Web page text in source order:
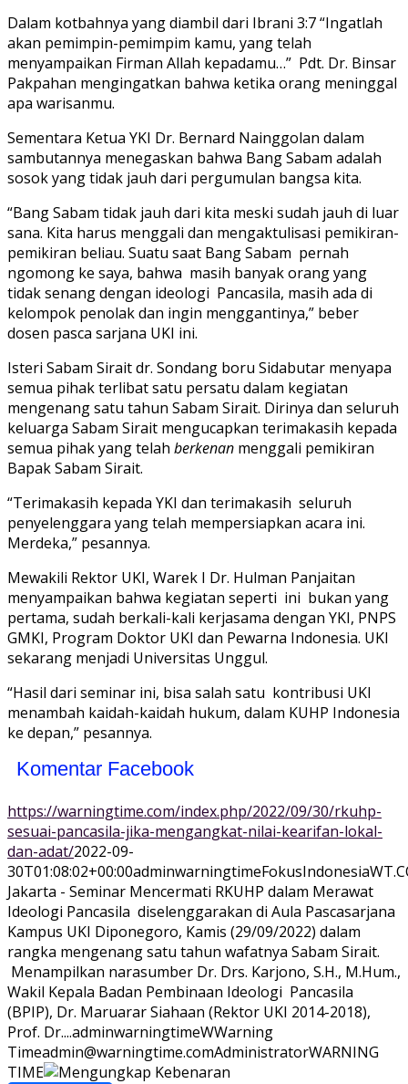
Dalam kotbahnya yang diambil dari Ibrani 3:7 “Ingatlah
akan pemimpin-pemimpim kamu, yang telah
menyampaikan Firman Allah kepadamu…” Pdt. Dr. Binsar
Pakpahan mengingatkan bahwa ketika orang meninggal
apa warisanmu.
Sementara Ketua YKI Dr. Bernard Nainggolan dalam
sambutannya menegaskan bahwa Bang Sabam adalah
sosok yang tidak jauh dari pergumulan bangsa kita.
“Bang Sabam tidak jauh dari kita meski sudah jauh di luar
sana. Kita harus menggali dan mengaktulisasi pemikiran-
pemikiran beliau. Suatu saat Bang Sabam pernah
ngomong ke saya, bahwa masih banyak orang yang
tidak senang dengan ideologi Pancasila, masih ada di
kelompok penolak dan ingin menggantinya,” beber
dosen pasca sarjana UKI ini.
Isteri Sabam Sirait dr. Sondang boru Sidabutar menyapa
semua pihak terlibat satu persatu dalam kegiatan
mengenang satu tahun Sabam Sirait. Dirinya dan seluruh
keluarga Sabam Sirait mengucapkan terimakasih kepada
semua pihak yang telah berkenan menggali pemikiran
Bapak Sabam Sirait.
“Terimakasih kepada YKI dan terimakasih seluruh
penyelenggara yang telah mempersiapkan acara ini.
Merdeka,” pesannya.
Mewakili Rektor UKI, Warek I Dr. Hulman Panjaitan
menyampaikan bahwa kegiatan seperti ini bukan yang
pertama, sudah berkali-kali kerjasama dengan YKI, PNPS
GMKI, Program Doktor UKI dan Pewarna Indonesia. UKI
sekarang menjadi Universitas Unggul.
“Hasil dari seminar ini, bisa salah satu kontribusi UKI
menambah kaidah-kaidah hukum, dalam KUHP Indonesia
ke depan,” pesannya.
Komentar Facebook
https://warningtime.com/index.php/2022/09/30/rkuhp-
sesuai-pancasila-jika-mengangkat-nilai-kearifan-lokal-
dan-adat/2022-09-
30T01:08:02+00:00adminwarningtimeFokusIndonesia
Jakarta - Seminar Mencermati RKUHP dalam Merawat
Ideologi Pancasila diselenggarakan di Aula Pascasarjana
Kampus UKI Diponegoro, Kamis (29/09/2022) dalam
rangka mengenang satu tahun wafatnya Sabam Sirait.
Menampilkan narasumber Dr. Drs. Karjono, S.H., M.Hum.,
Wakil Kepala Badan Pembinaan Ideologi Pancasila
(BPIP), Dr. Maruarar Siahaan (Rektor UKI 2014-2018),
Prof. Dr....adminwarningtimeWWarning
Timeadmin@warningtime.comAdministratorWARNING
TIME